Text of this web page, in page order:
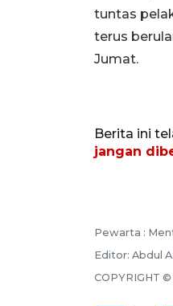
tuntas
terus
Jumat.
Berita ini
jangan
Pewarta :
Editor: Abdul
COPYRIGHT ©